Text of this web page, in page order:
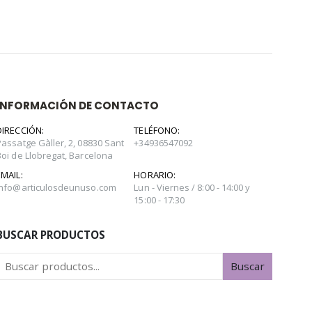
DE CONTACTO
Gàller, 2, 08830 Sant
de Llobregat, Barcelona
TELÉFONO:
+34936547092
HORARIO:
Lun - Viernes / 8:00 - 14:00 y
15:00 - 17:30
PRODUCTOS
Buscar